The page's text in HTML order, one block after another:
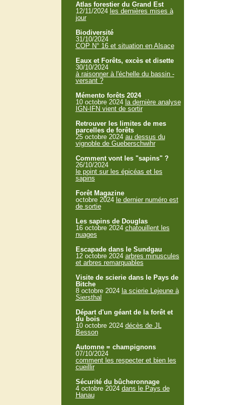
Atlas forestier du Grand Est
12/11/2024 les dernières mises à
jour
Biodiversité
31/10/2024
COP N° 16 et situation en Alsace
Eaux et Forêts, excès et disette
30/10/2024
à raisonner à l'échelle du bassin -
versant ?
Mémento forêts 2024
10 octobre 2024 la dernière analyse
IGN-IFN vient de sortir
Retrouver les limites de mes
parcelles de forêts
25 octobre 2024 au dessus du
vignoble de Gueberschwihr
Comment vont les "sapins" ?
26/10/2024
le point sur les épicéas et les
sapins
Forêt Magazine
octobre 2024 le dernier numéro est
de sortie
Les sapins de Douglas
16 octobre 2024 chatouillent les
nuages
Escapade dans le Sundgau
12 octobre 2024 arbres minuscules
et arbres remarquables
Visite de scierie dans le Pays de
Bitche
8 octobre 2024 la scierie Lejeune à
Siersthal
Départ d'un géant de la forêt et
du bois
10 octobre 2024 décès de JL
Besson
Automne = champignons
07/10/2024
comment les respecter et bien les
cueillir
Sécurité du bûcheronnage
4 octobre 2024 dans le Pays de
Hanau